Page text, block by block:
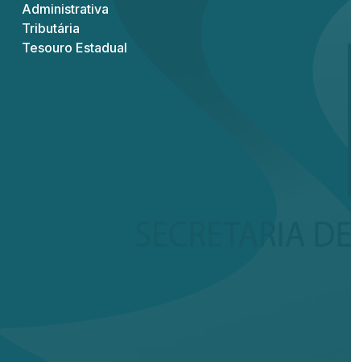
Administrativa
Tributária
Tesouro Estadual